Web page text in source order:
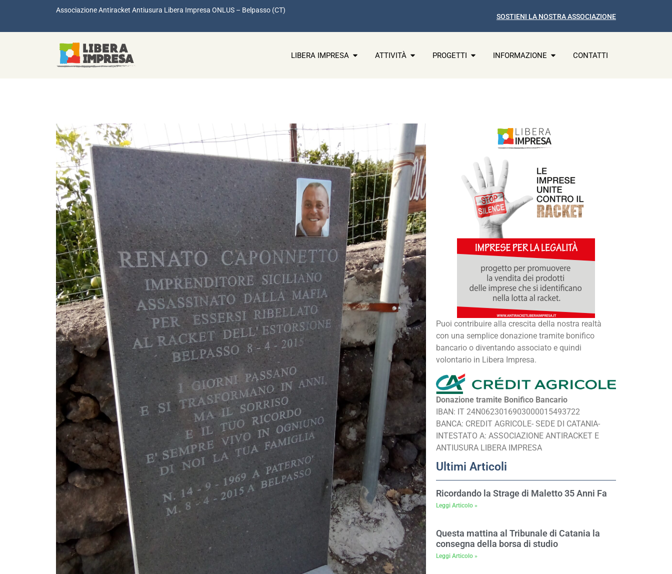
Associazione Antiracket Antiusura Libera Impresa ONLUS – Belpasso (CT)
SOSTIENI LA NOSTRA ASSOCIAZIONE
LIBERA IMPRESA ATTIVITÀ PROGETTI INFORMAZIONE CONTATTI
Puoi contribuire alla crescita della nostra realtà
con una semplice donazione tramite bonifico
bancario o diventando associato e quindi
volontario in Libera Impresa.
Donazione tramite Bonifico Bancario
IBAN: IT 24N0623016903000015493722
BANCA: CREDIT AGRICOLE- SEDE DI CATANIA-
INTESTATO A: ASSOCIAZIONE ANTIRACKET E
ANTIUSURA LIBERA IMPRESA
Ultimi Articoli
Ricordando la Strage di Maletto 35 Anni Fa
Leggi Articolo »
Questa mattina al Tribunale di Catania la
consegna della borsa di studio
Leggi Articolo »